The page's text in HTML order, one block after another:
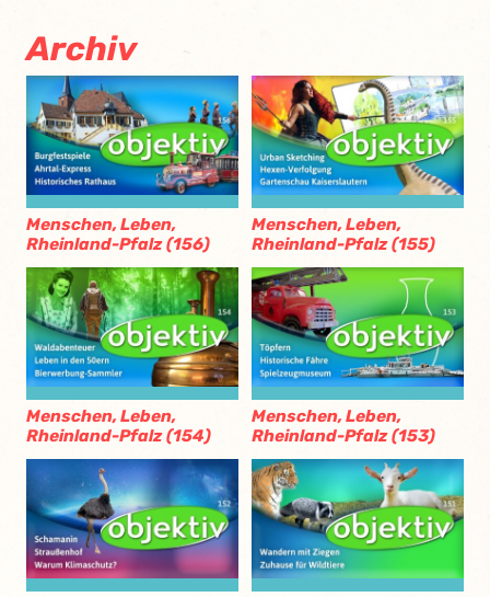
Archiv
Menschen, Leben,
Rheinland-Pfalz (156)
Menschen, Leben,
Rheinland-Pfalz (155)
Menschen, Leben,
Rheinland-Pfalz (154)
Menschen, Leben,
Rheinland-Pfalz (153)